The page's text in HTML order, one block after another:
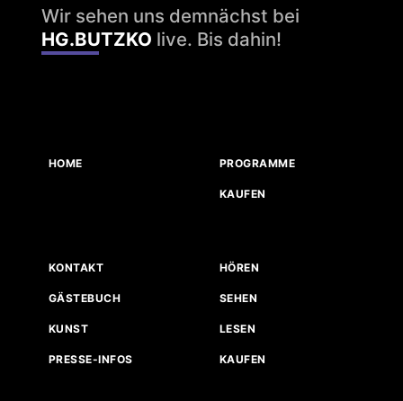
Wir sehen uns demnächst bei
HG.BUTZKO live. Bis dahin!
HOME PROGRAMME
KAUFEN
KONTAKT
GÄSTEBUCH
KUNST
PRESSE-INFOS
HÖREN
SEHEN
LESEN
KAUFEN